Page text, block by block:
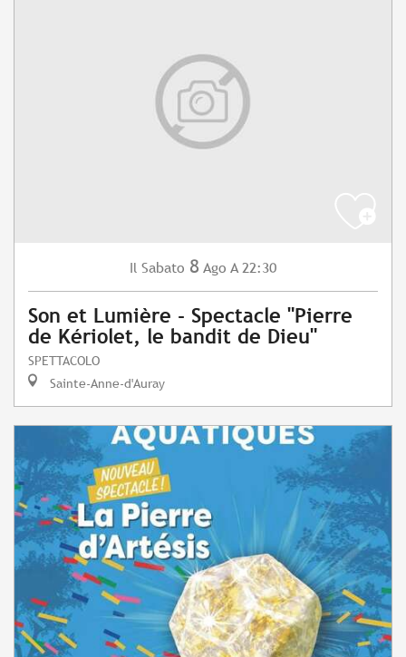
Il Sabato 8 Ago A 22:30
Son et Lumière - Spectacle "Pierre
de Kériolet, le bandit de Dieu"
SPETTACOLO
Sainte-Anne-d'Auray